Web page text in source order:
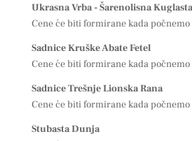
Ukrasna Vrba - Šarenolisna
Cene će biti formirane kada
Sadnice Kruške Abate Fetel
Cene će biti formirane kada
Sadnice Trešnje Lionska Rana
Cene će biti formirane kada
Stubasta Dunja